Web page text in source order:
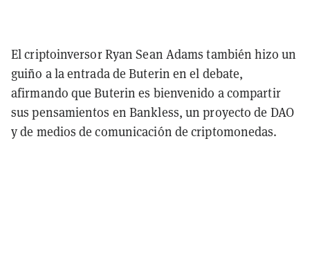
El criptoinversor Ryan Sean Adams también hizo un
guiño a la entrada de Buterin en el debate,
afirmando que Buterin es bienvenido a compartir
sus pensamientos en Bankless, un proyecto de DAO
y de medios de comunicación de criptomonedas.